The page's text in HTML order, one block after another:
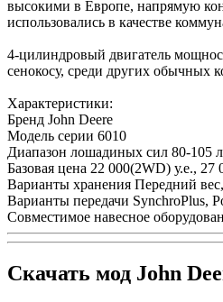
высокими в Европе, напрямую
использовались в качестве
4-цилиндровый двигатель
сенокосу, среди других обычных
Характеристики:
Бренд John Deere
Модель серии 6010
Диапазон лошадиных сил 80-105
Базовая цена 22 000(2WD) у.е., 27
Варианты хранения Передний
Варианты передачи SynchroPlus,
Совместимое навесное
Скачать мод John